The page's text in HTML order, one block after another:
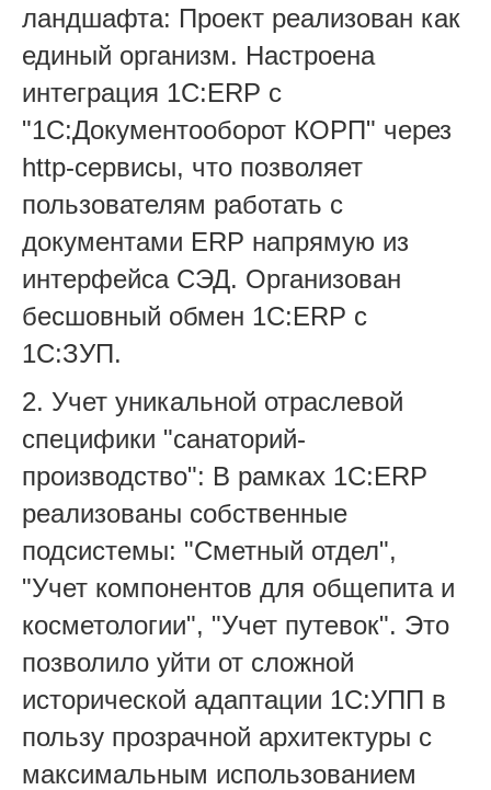
ландшафта: Проект реализован как
единый организм. Настроена
интеграция 1С:ERP с
"1С:Документооборот КОРП" через
http-сервисы, что позволяет
пользователям работать с
документами ERP напрямую из
интерфейса СЭД. Организован
бесшовный обмен 1С:ERP с
1С:ЗУП.
2. Учет уникальной отраслевой
специфики "санаторий-
производство": В рамках 1С:ERP
реализованы собственные
подсистемы: "Сметный отдел",
"Учет компонентов для общепита и
косметологии", "Учет путевок". Это
позволило уйти от сложной
исторической адаптации 1С:УПП в
пользу прозрачной архитектуры с
максимальным использованием